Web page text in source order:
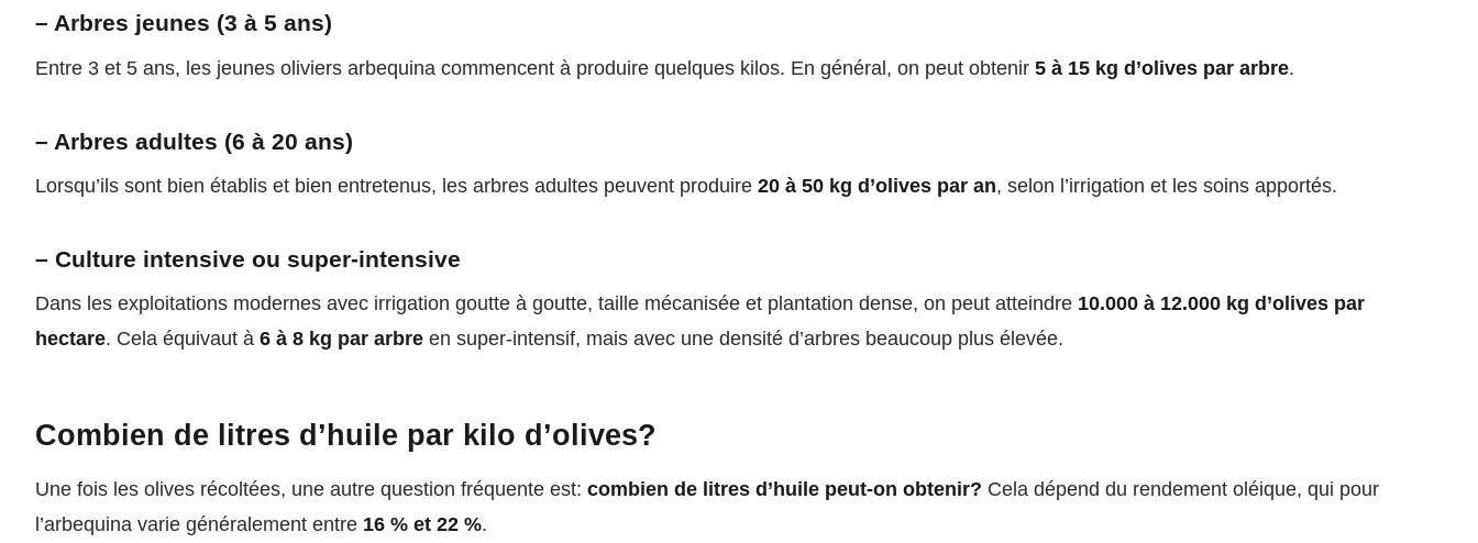
– Arbres jeunes (3 à 5 ans)
Entre 3 et 5 ans, les jeunes oliviers arbequina commencent à produire quelques kilos. En général, on peut obtenir 5 à 15 kg d’olives par arbre.
– Arbres adultes (6 à 20 ans)
Lorsqu’ils sont bien établis et bien entretenus, les arbres adultes peuvent produire 20 à 50 kg d’olives par an, selon l’irrigation et les soins apportés.
– Culture intensive ou super-intensive
Dans les exploitations modernes avec irrigation goutte à goutte, taille mécanisée et plantation dense, on peut atteindre 10.000 à 12.000 kg d’olives par
hectare. Cela équivaut à 6 à 8 kg par arbre en super-intensif, mais avec une densité d’arbres beaucoup plus élevée.
Combien de litres d’huile par kilo d’olives?
Une fois les olives récoltées, une autre question fréquente est: combien de litres d’huile peut-on obtenir? Cela dépend du rendement oléique, qui pour
l’arbequina varie généralement entre 16 % et 22 %.